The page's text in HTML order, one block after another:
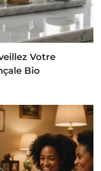
Votre
Bio